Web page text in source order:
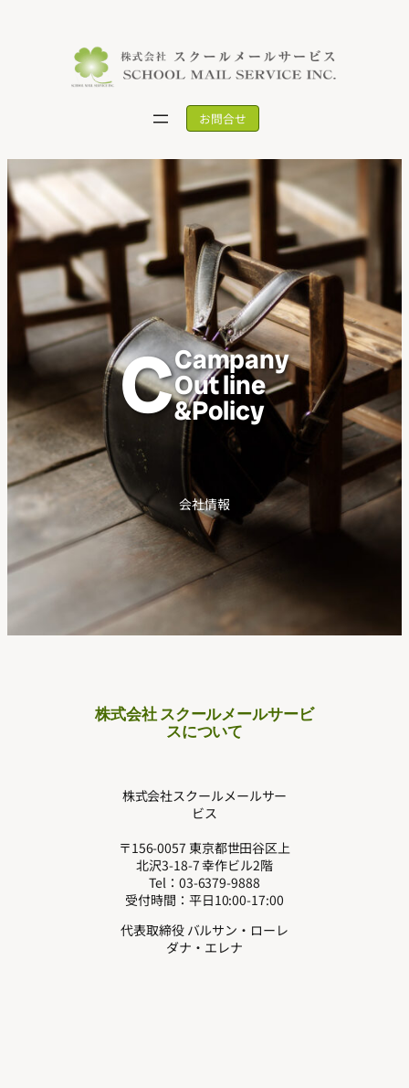
プ
お問合せ
CCampany
Out line
&Policy
会社情報
株式会社 スクールメールサービ
スについて
株式会社スクールメールサー
ビス
〒156-0057 東京都世田谷区上
北沢3-18-7 幸作ビル2階
Tel：03-6379-9888
受付時間：平日10:00-17:00
代表取締役 バルサン・ローレ
ダナ・エレナ